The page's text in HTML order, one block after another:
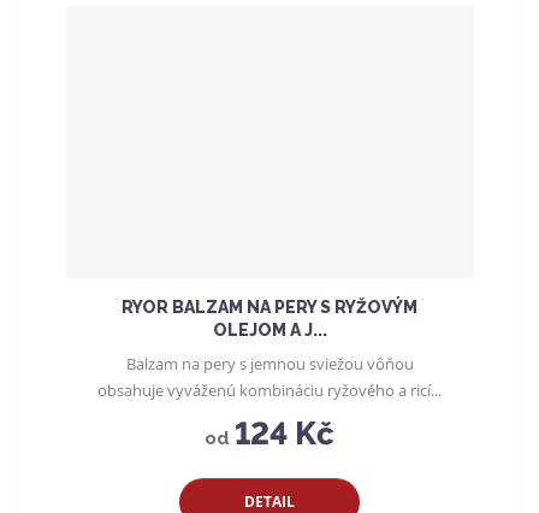
RYOR BALZAM NA PERY S RYŽOVÝM
OLEJOM A J...
od 124 Kč
DETAIL
Balzam na pery s jemnou sviežou vôňou
obsahuje vyváženú kombináciu ryžového a ricí...